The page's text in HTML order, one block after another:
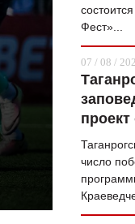
Фест»...
07 / 08 /
число